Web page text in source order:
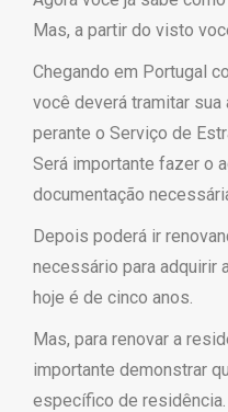
Mas, a partir do visto
Chegando em Portugal
você deverá tramitar
perante o Serviço de
Será importante fazer o
documentação
Depois poderá ir
necessário para adquirir
hoje é de cinco anos.
Mas, para renovar a
importante demonstrar
específico de